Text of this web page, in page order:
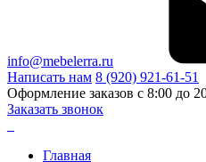
info@mebelerra.ru
Написать нам 8 (920) 921-61-51
Оформление заказов с 8:00 до
Заказать звонок
Главная